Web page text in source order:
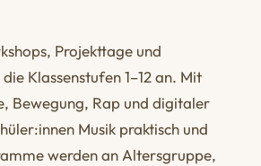
Projekttage und
Klassenstufen 1–12 an. Mit
Bewegung, Rap und digitaler
Musik praktisch und
werden an Altersgruppe,